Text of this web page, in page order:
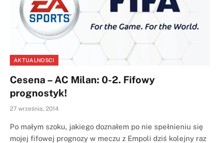
AKTUALNOSCI
Cesena – AC Milan: 0-2. Fifowy
prognostyk!
27 września, 2014
Po małym szoku, jakiego doznałem po nie spełnieniu się
mojej fifowej prognozy w meczu z Empoli dziś kolejny raz